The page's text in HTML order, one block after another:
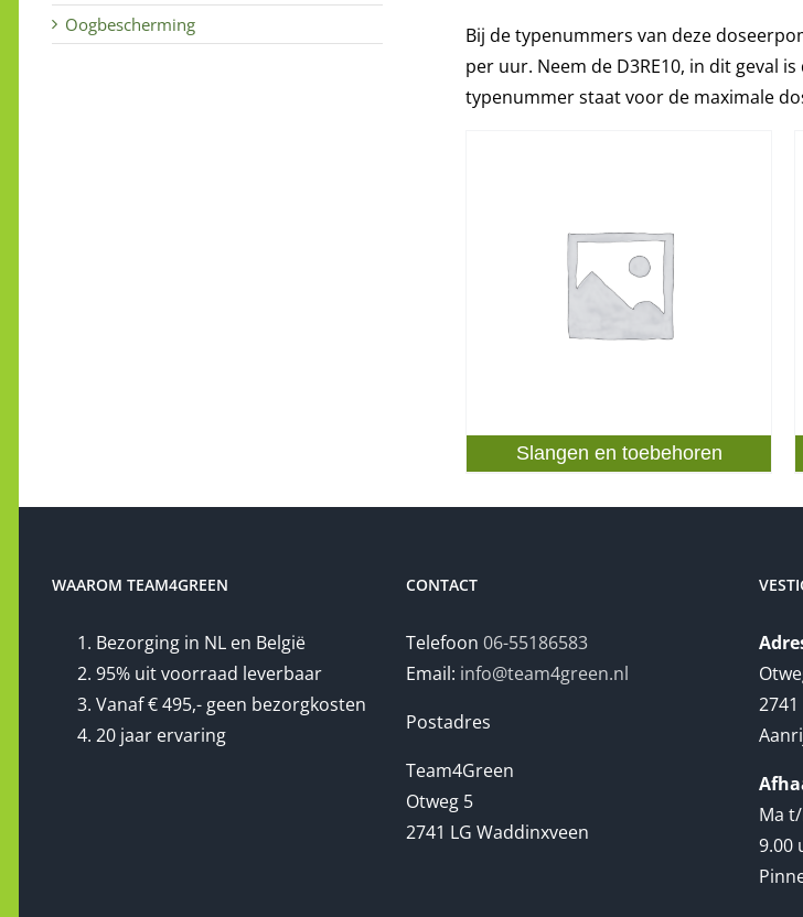
Bij de typenummers van deze
per uur. Neem de D3RE10, in dit geval
typenummer staat voor de maximale
Slangen en toebehoren
Oogbescherming
WAAROM TEAM4GREEN
Bezorging in NL en België
95% uit voorraad leverbaar
Vanaf € 495,- geen bezorgkosten
20 jaar ervaring
CONTACT
Telefoon 06-55186583
Email: info@team4green.nl
Postadres
Team4Green
Otweg 5
2741 LG Waddinxveen
Ma
9.00